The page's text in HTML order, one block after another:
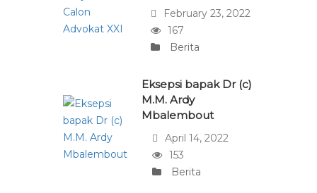
February 23, 2022
167
Berita
Eksepsi bapak Dr (c)
M.M. Ardy
Mbalembout
April 14, 2022
153
Berita